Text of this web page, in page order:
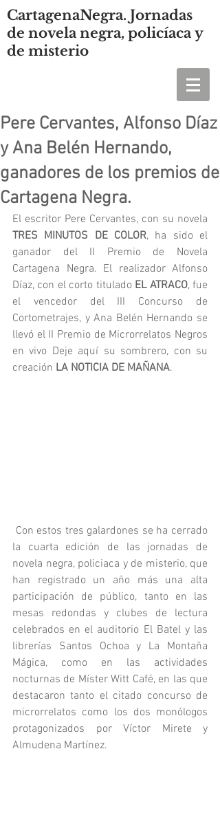
CartagenaNegra. Jornadas
de novela negra, policíaca y
de misterio
Pere Cervantes, Alfonso Díaz
y Ana Belén Hernando,
ganadores de los premios de
Cartagena Negra.
TRES MINUTOS DE COLOR, ha sido el
ganador del II Premio de Novela
Cartagena Negra. El realizador Alfonso
Díaz, con el corto titulado EL ATRACO, fue
el vencedor del III Concurso de
Cortometrajes, y Ana Belén Hernando se
llevó el II Premio de Microrrelatos Negros
en vivo Deje aquí su sombrero, con su
creación LA NOTICIA DE MAÑANA.
la cuarta edición de las jornadas de
novela negra, policiaca y de misterio, que
han registrado un año más una alta
participación de público, tanto en las
mesas redondas y clubes de lectura
celebrados en el auditorio El Batel y las
librerías Santos Ochoa y La Montaña
Mágica, como en las actividades
nocturnas de Míster Witt Café, en las que
destacaron tanto el citado concurso de
microrrelatos como los dos monólogos
protagonizados por Víctor Mirete y
Almudena Martínez.